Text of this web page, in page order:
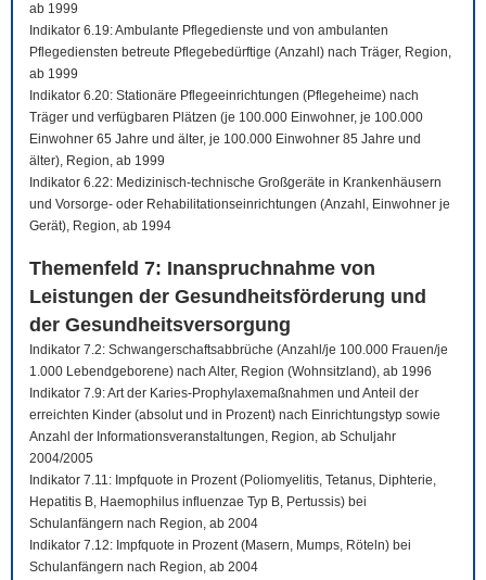
ab 1999
Indikator 6.19: Ambulante Pflegedienste und von ambulanten
Pflegediensten betreute Pflegebedürftige (Anzahl) nach Träger, Region,
ab 1999
Indikator 6.20: Stationäre Pflegeeinrichtungen (Pflegeheime) nach
Träger und verfügbaren Plätzen (je 100.000 Einwohner, je 100.000
Einwohner 65 Jahre und älter, je 100.000 Einwohner 85 Jahre und
älter), Region, ab 1999
Indikator 6.22: Medizinisch-technische Großgeräte in Krankenhäusern
und Vorsorge- oder Rehabilitationseinrichtungen (Anzahl, Einwohner je
Gerät), Region, ab 1994
Themenfeld 7: Inanspruchnahme von
Leistungen der Gesundheitsförderung und
der Gesundheitsversorgung
Indikator 7.2: Schwangerschaftsabbrüche (Anzahl/je 100.000 Frauen/je
1.000 Lebendgeborene) nach Alter, Region (Wohnsitzland), ab 1996
Indikator 7.9: Art der Karies-Prophylaxemaßnahmen und Anteil der
erreichten Kinder (absolut und in Prozent) nach Einrichtungstyp sowie
Anzahl der Informationsveranstaltungen, Region, ab Schuljahr
2004/2005
Indikator 7.11: Impfquote in Prozent (Poliomyelitis, Tetanus, Diphterie,
Hepatitis B, Haemophilus influenzae Typ B, Pertussis) bei
Schulanfängern nach Region, ab 2004
Indikator 7.12: Impfquote in Prozent (Masern, Mumps, Röteln) bei
Schulanfängern nach Region, ab 2004